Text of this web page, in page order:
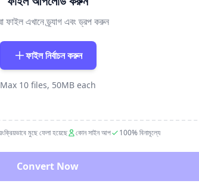
ফাইল এখানে ড্র্যাগ এবং ড্রপ করুন
ফাইল নির্বাচন করুন
Max 10 files, 50MB each
মুছে ফেলা হয়েছে কোন সাইন আপ 100% বিনামূল্যে
Convert Now